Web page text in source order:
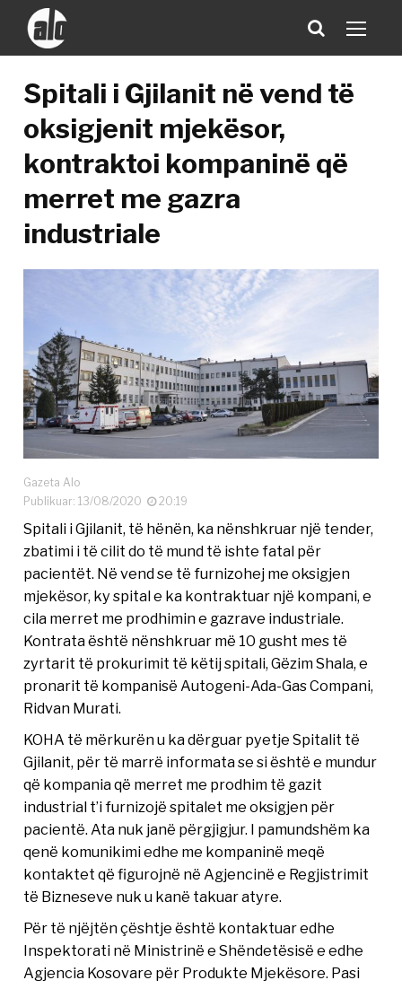
Spitali i Gjilanit në vend të
oksigjenit mjekësor,
kontraktoi kompaninë që
merret me gazra
industriale
Gazeta Alo
Publikuar: 13/08/2020
20:19
Spitali i Gjilanit, të hënën, ka nënshkruar një tender,
zbatimi i të cilit do të mund të ishte fatal për
pacientët. Në vend se të furnizohej me oksigjen
mjekësor, ky spital e ka kontraktuar një kompani, e
cila merret me prodhimin e gazrave industriale.
Kontrata është nënshkruar më 10 gusht mes të
zyrtarit të prokurimit të këtij spitali, Gëzim Shala, e
pronarit të kompanisë Autogeni-Ada-Gas Compani,
Ridvan Murati.
KOHA të mërkurën u ka dërguar pyetje Spitalit të
Gjilanit, për të marrë informata se si është e mundur
që kompania që merret me prodhim të gazit
industrial t’i furnizojë spitalet me oksigjen për
pacientë. Ata nuk janë përgjigjur. I pamundshëm ka
qenë komunikimi edhe me kompaninë meqë
kontaktet që figurojnë në Agjencinë e Regjistrimit
të Bizneseve nuk u kanë takuar atyre.
Për të njëjtën çështje është kontaktuar edhe
Inspektorati në Ministrinë e Shëndetësisë e edhe
Agjencia Kosovare për Produkte Mjekësore. Pasi